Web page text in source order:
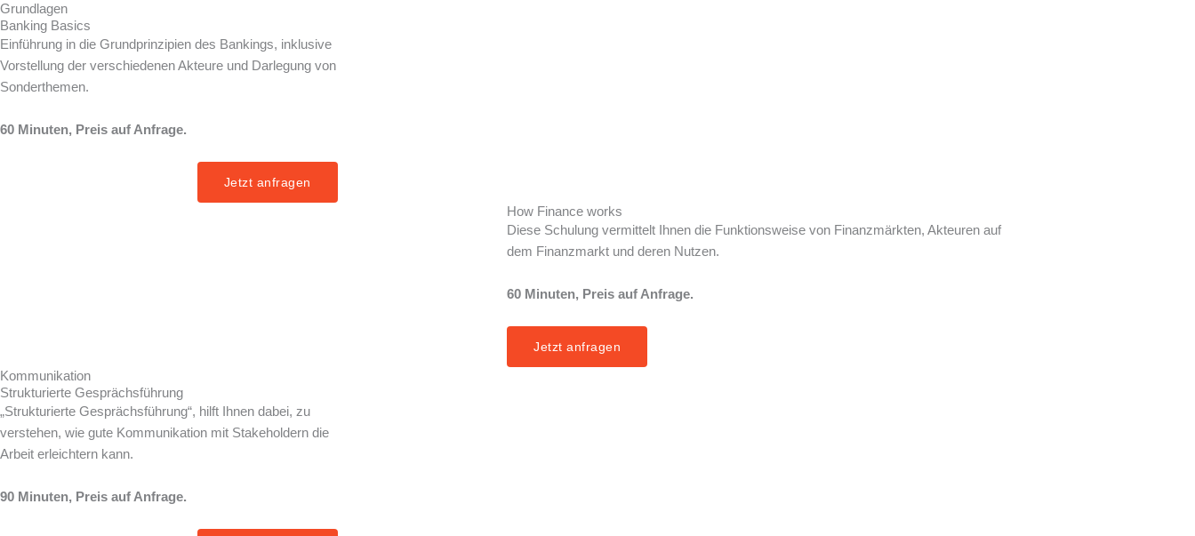
Grundlagen
Banking Basics
Einführung in die Grundprinzipien des Bankings, inklusive
Vorstellung der verschiedenen Akteure und Darlegung von
Sonderthemen.
60 Minuten, Preis auf Anfrage.
Jetzt anfragen
How Finance works
Diese Schulung vermittelt Ihnen die Funktionsweise von Finanzmärkten, Akteuren auf
dem Finanzmarkt und deren Nutzen.
60 Minuten, Preis auf Anfrage.
Jetzt anfragen
Kommunikation
Strukturierte Gesprächsführung
„Strukturierte Gesprächsführung“, hilft Ihnen dabei, zu
verstehen, wie gute Kommunikation mit Stakeholdern die
Arbeit erleichtern kann.
90 Minuten, Preis auf Anfrage.